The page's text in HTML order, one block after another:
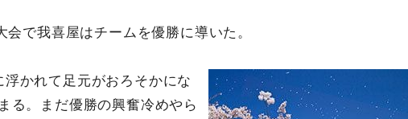
で我喜屋はチームを優勝に導いた。
かれて足元がおろそかにな
る。まだ優勝の興奮冷めやら